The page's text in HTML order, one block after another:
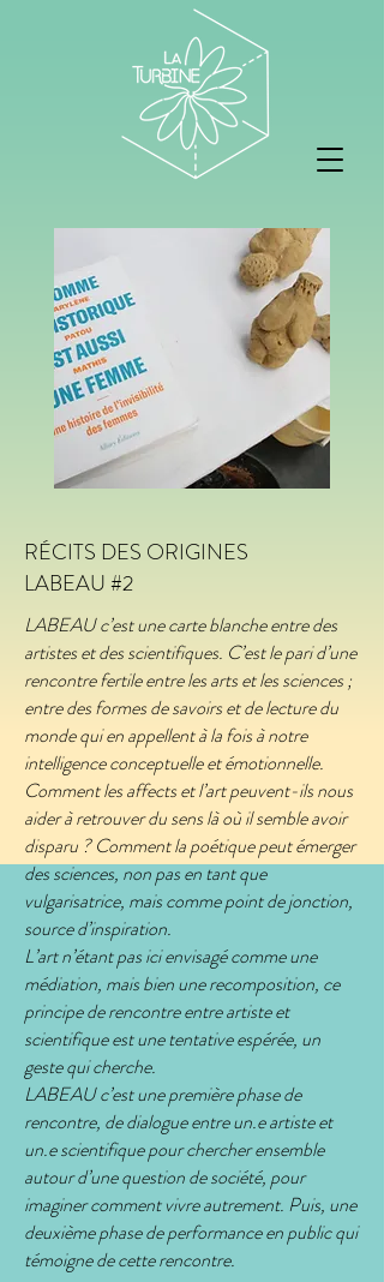
RÉCITS DES ORIGINES
LABEAU #2
LABEAU c’est une carte blanche entre des
artistes et des scientifiques. C’est le pari d’une
rencontre fertile entre les arts et les sciences ;
entre des formes de savoirs et de lecture du
monde qui en appellent à la fois à notre
intelligence conceptuelle et émotionnelle.
Comment les affects et l’art peuvent-ils nous
aider à retrouver du sens là où il semble avoir
disparu ? Comment la poétique peut émerger
des sciences, non pas en tant que
vulgarisatrice, mais comme point de jonction,
source d’inspiration.
L’art n’étant pas ici envisagé comme une
médiation, mais bien une recomposition, ce
principe de rencontre entre artiste et
scientifique est une tentative espérée, un
geste qui cherche.
LABEAU c’est une première phase de
rencontre, de dialogue entre un.e artiste et
un.e scientifique pour chercher ensemble
autour d’une question de société, pour
imaginer comment vivre autrement. Puis, une
deuxième phase de performance en public qui
témoigne de cette rencontre.